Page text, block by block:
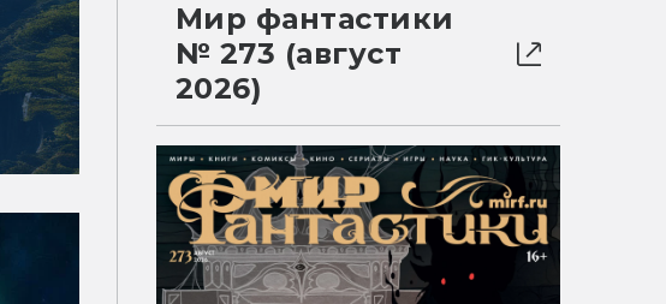
Мир фантастики
№ 273 (август
2026)